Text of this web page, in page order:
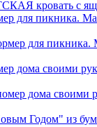
для пикника.
дома своими
Годом" из